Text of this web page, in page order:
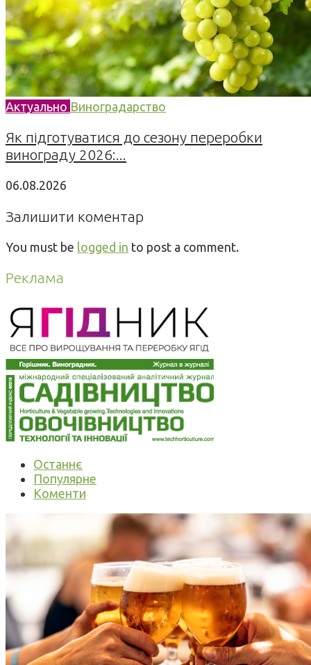
Актуально Виноградарство
Як підготуватися до сезону переробки
винограду 2026:...
06.08.2026
Залишити коментар
You must be logged in to post a comment.
Реклама
Останнє
Популярне
Коменти